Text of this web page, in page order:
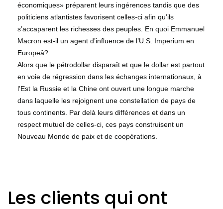
économiques» préparent leurs ingérences tandis que des
politiciens atlantistes favorisent celles-ci afin qu’ils
s’accaparent les richesses des peuples. En quoi Emmanuel
Macron est-il un agent d’influence de l’U.S. Imperium en
Europeâ?
Alors que le pétrodollar disparaît et que le dollar est partout
en voie de régression dans les échanges internationaux, à
l’Est la Russie et la Chine ont ouvert une longue marche
dans laquelle les rejoignent une constellation de pays de
tous continents. Par delà leurs différences et dans un
respect mutuel de celles-ci, ces pays construisent un
Nouveau Monde de paix et de coopérations.
Les clients qui ont